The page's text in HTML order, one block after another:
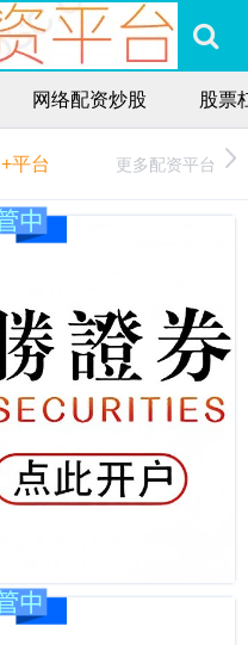
网络配资炒股 股票
+平台 更多配资平台